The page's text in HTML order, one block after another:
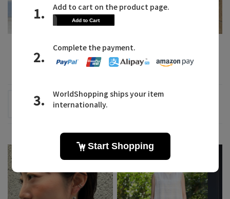
サテンを取り入れて艶を集
lelill
AKI
2026.07.31
スマホアクセが主役のコー
Louvini Paris